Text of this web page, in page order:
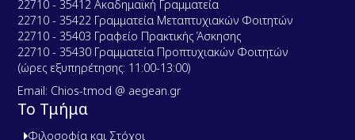
22710 - 35412 Ακαδημαϊκή Γραμματεία
22710 - 35422 Γραμματεία Μεταπτυχιακών Φοιτητών
22710 - 35403 Γραφείο Πρακτικής Άσκησης
22710 - 35430 Γραμματεία Προπτυχιακών Φοιτητών
(ώρες εξυπηρέτησης: 11:00-13:00)
Email: Chios-tmod @ aegean.gr
Το Τμήμα
Φιλοσοφία και Στόχοι